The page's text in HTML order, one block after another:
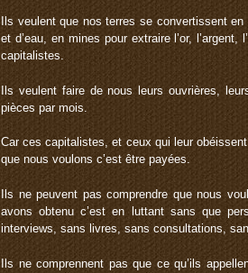
Ils veulent que nos terres se convertissent
et d’eau, en mines pour extraire l’or,
capitalistes.
Ils veulent faire de nous leurs ouvrières,
pièces par mois.
Car ces capitalistes, et ceux qui leur
que nous voulons c’est être payées.
Ils ne peuvent pas comprendre que nous
avons obtenu c’est en luttant sans que
interviews, sans livres, sans consultations,
Ils ne comprennent pas que ce qu’ils